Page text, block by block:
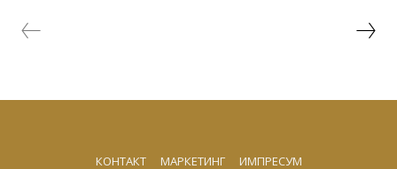
КОНТАКТ МАРКЕТИНГ ИМПРЕСУМ